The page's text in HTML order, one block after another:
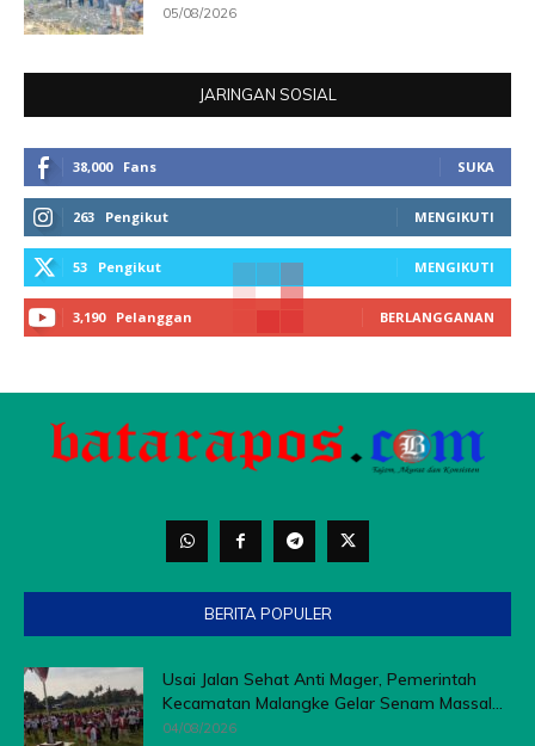
05/08/2026
JARINGAN SOSIAL
38,000 Fans SUKA
263 Pengikut MENGIKUTI
53 Pengikut MENGIKUTI
3,190 Pelanggan BERLANGGANAN
BERITA POPULER
Usai Jalan Sehat Anti Mager, Pemerintah
Kecamatan Malangke Gelar Senam Massal...
04/08/2026